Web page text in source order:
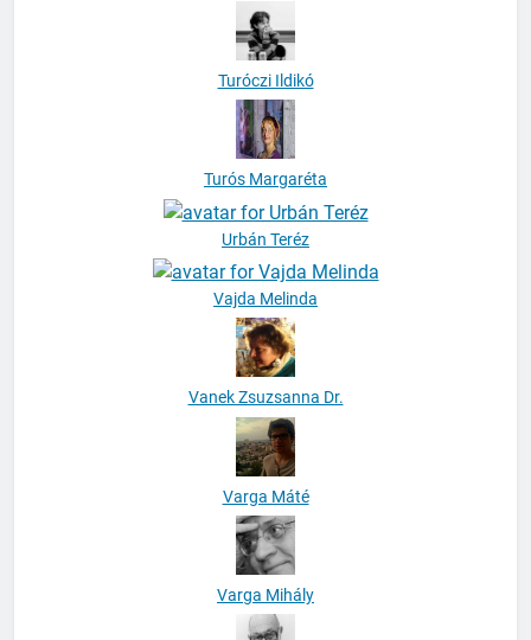
Turóczi Ildikó
Turós Margaréta
Vanek Zsuzsanna Dr.
Varga Máté
Varga Mihály